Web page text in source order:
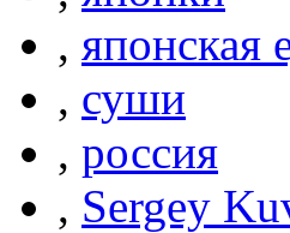
, японская
, суши
, россия
, Sergey